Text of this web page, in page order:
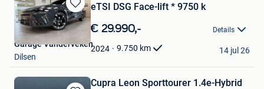
Bewaren
in
Mijn
Favorieten
eTSI DSG Face-lift * 9750 k
€ 29.990,- Details
2024 9.750 km
Garage Vanderveken
Dilsen
14 jul 26
Cupra Leon Sporttourer 1.4e-Hybrid